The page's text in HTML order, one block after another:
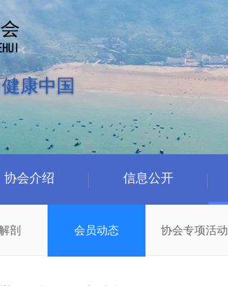
康中国
协会介绍 信息公开
剖 会员动态 协会专项活动